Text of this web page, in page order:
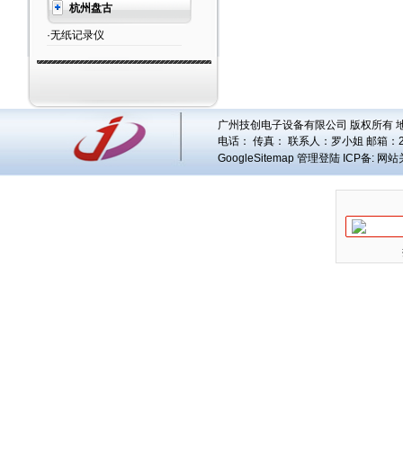
杭州盘古
·无纸记录仪
广州技创电子设备有限公司 版权所有
电话： 传真： 联系人： 罗小姐 邮箱：
GoogleSitemap 管理登陆 ICP备: 网站